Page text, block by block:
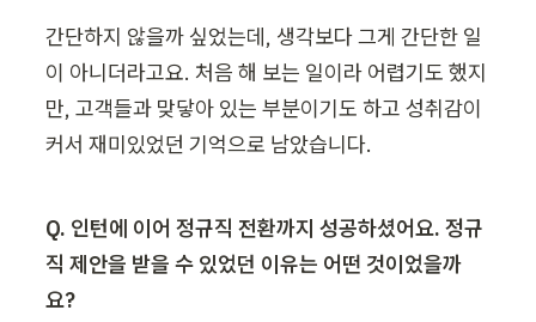
간단하지 않을까 싶었는데, 생각보다 그게 간단한 일
이 아니더라고요. 처음 해 보는 일이라 어렵기도 했지
만, 고객들과 맞닿아 있는 부분이기도 하고 성취감이
커서 재미있었던 기억으로 남았습니다.
Q. 인턴에 이어 정규직 전환까지 성공하셨어요. 정규
직 제안을 받을 수 있었던 이유는 어떤 것이었을까
요?